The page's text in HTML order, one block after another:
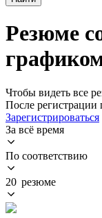
Резюме
Чтобы видеть все
После
Зарегистрироваться
За всё время
По соответствию
20 резюме